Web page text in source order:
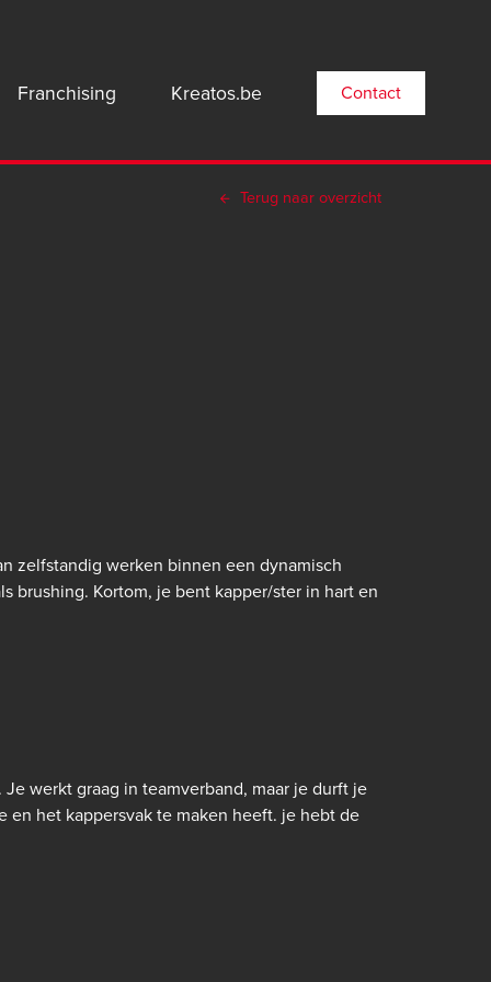
Franchising Kreatos.be Contact
Terug naar overzicht
zelfstandig werken binnen een dynamisch
brushing. Kortom, je bent kapper/ster in hart en
werkt graag in teamverband, maar je durft je
het kappersvak te maken heeft. je hebt de